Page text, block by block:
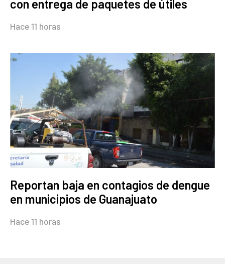
con entrega de paquetes de útiles
Hace 11 horas
Reportan baja en contagios de dengue
en municipios de Guanajuato
Hace 11 horas